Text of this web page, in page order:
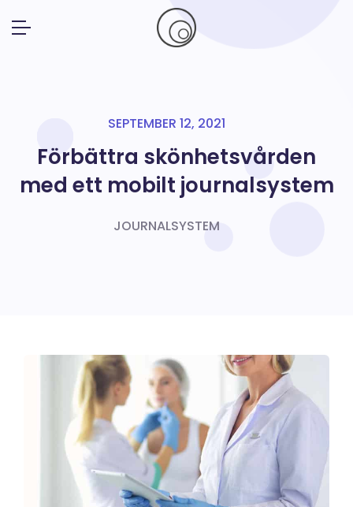
SEPTEMBER 12, 2021
Förbättra skönhetsvården
med ett mobilt journalsystem
JOURNALSYSTEM